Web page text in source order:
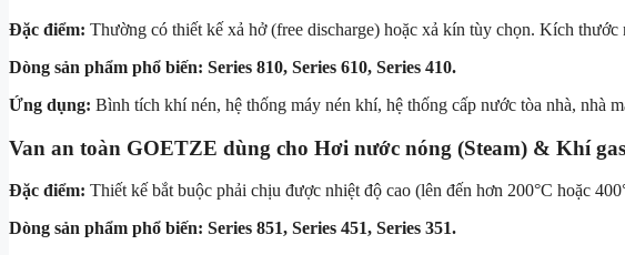
Đặc điểm: Thường có thiết kế xả hở (free discharge) hoặc xả kín tùy chọn. Kích thước
Dòng sản phẩm phổ biến: Series 810, Series 610, Series 410.
Ứng dụng: Bình tích khí nén, hệ thống máy nén khí, hệ thống cấp nước tòa nhà, nhà
Van an toàn GOETZE dùng cho Hơi nước nóng (Steam) & Khí gas
Đặc điểm: Thiết kế bắt buộc phải chịu được nhiệt độ cao (lên đến hơn 200°C hoặc
Dòng sản phẩm phổ biến: Series 851, Series 451, Series 351.